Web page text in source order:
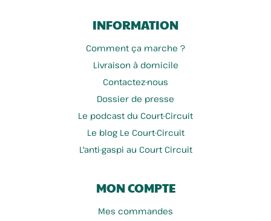
INFORMATION
Comment ça marche ?
Livraison à domicile
Contactez-nous
Dossier de presse
Le podcast du Court-Circuit
Le blog Le Court-Circuit
L'anti-gaspi au Court Circuit
MON COMPTE
Mes commandes